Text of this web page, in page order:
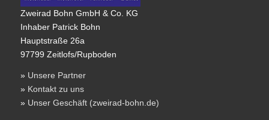
Zweirad Bohn GmbH & Co. KG
Inhaber Patrick Bohn
Hauptstraße 26a
97799 Zeitlofs/Rupboden
» Unsere Partner
» Kontakt zu uns
» Unser Geschäft (zweirad-bohn.de)